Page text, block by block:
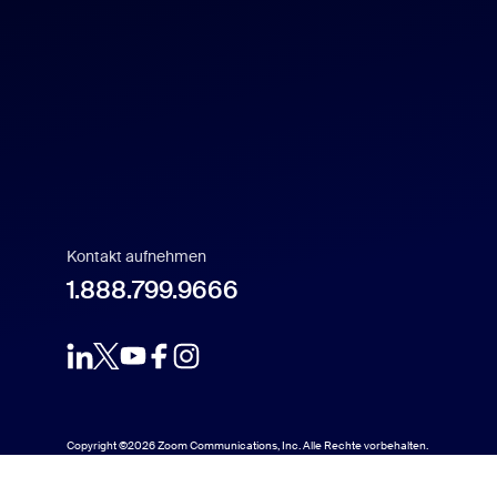
日本語
한국어
Kontakt aufnehmen
1.888.799.9666
Copyright ©2026 Zoom Communications, Inc. Alle Rechte vorbehalten.